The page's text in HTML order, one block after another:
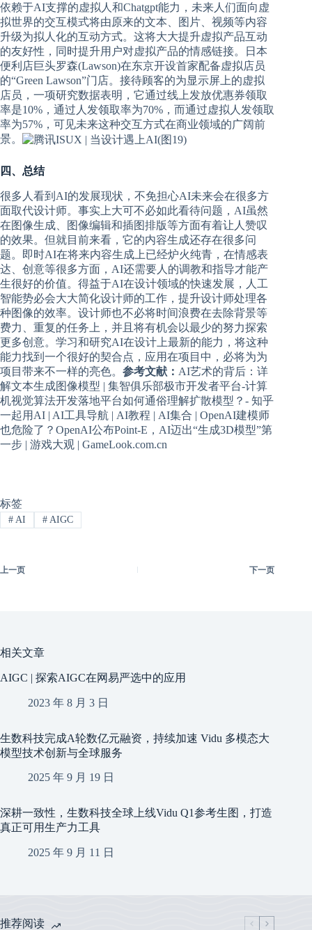
依赖于AI支撑的虚拟人和Chatgpt能力，未来人们面向虚
拟世界的交互模式将由原来的文本、图片、视频等内容
升级为拟人化的互动方式。这将大大提升虚拟产品互动
的友好性，同时提升用户对虚拟产品的情感链接。日本
便利店巨头罗森(Lawson)在东京开设首家配备虚拟店员
的“Green Lawson”门店。接待顾客的为显示屏上的虚拟
店员，一项研究数据表明，它通过线上发放优惠券领取
率是10%，通过人发领取率为70%，而通过虚拟人发领取
率为57%，可见未来这种交互方式在商业领域的广阔前
景。
四、总结
很多人看到AI的发展现状，不免担心AI未来会在很多方
面取代设计师。事实上大可不必如此看待问题，AI虽然
在图像生成、图像编辑和插图排版等方面有着让人赞叹
的效果。但就目前来看，它的内容生成还存在很多问
题。即时AI在将来内容生成上已经炉火纯青，在情感表
达、创意等很多方面，AI还需要人的调教和指导才能产
生很好的价值。得益于AI在设计领域的快速发展，人工
智能势必会大大简化设计师的工作，提升设计师处理各
种图像的效率。设计师也不必将时间浪费在去除背景等
费力、重复的任务上，并且将有机会以最少的努力探索
更多创意。学习和研究AI在设计上最新的能力，将这种
能力找到一个很好的契合点，应用在项目中，必将为为
项目带来不一样的亮色。 参考文献： AI艺术的背后：详
解文本生成图像模型 | 集智俱乐部极市开发者平台-计算
机视觉算法开发落地平台如何通俗理解扩散模型？- 知乎
一起用AI | AI工具导航 | AI教程 | AI集合 | OpenAI建模师
也危险了？OpenAI公布Point-E，AI迈出“生成3D模型”第
一步 | 游戏大观 | GameLook.com.cn
标签
#AI #AIGC
上一页 下一页
相关文章
AIGC | 探索AIGC在网易严选中的应用
2023 年 8 月 3 日
生数科技完成A轮数亿元融资，持续加速 Vidu 多模态大
模型技术创新与全球服务
2025 年 9 月 19 日
深耕一致性，生数科技全球上线Vidu Q1参考生图，打造
真正可用生产力工具
2025 年 9 月 11 日
推荐阅读